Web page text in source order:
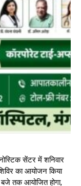
सेंटर में शनिवार
का आयोजन किया
तक आयोजित होगा,